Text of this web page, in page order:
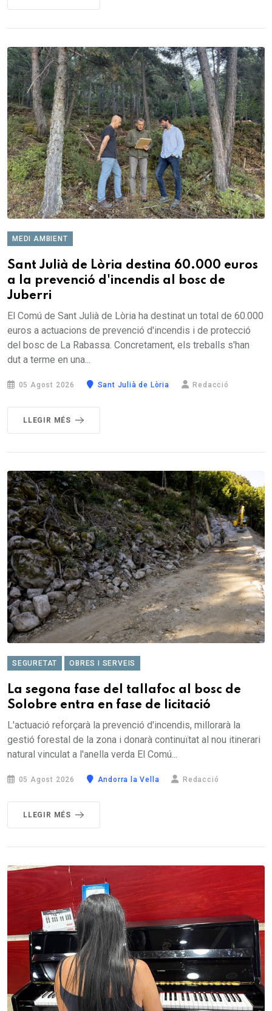
MEDI AMBIENT
Sant Julià de Lòria destina 60.000 euros
a la prevenció d'incendis al bosc de
Juberri
El Comú de Sant Julià de Lòria ha destinat un total de 60.000
euros a actuacions de prevenció d'incendis i de protecció
del bosc de La Rabassa. Concretament, els treballs s'han
dut a terme en una...
05 Agost 2026 Sant Julià de Lòria Redacció
LLEGIR MÉS
SEGURETAT OBRES I SERVEIS
La segona fase del tallafoc al bosc de
Solobre entra en fase de licitació
L'actuació reforçarà la prevenció d'incendis, millorarà la
gestió forestal de la zona i donarà continuïtat al nou itinerari
natural vinculat a l'anella verda El Comú...
05 Agost 2026 Andorra la Vella Redacció
LLEGIR MÉS